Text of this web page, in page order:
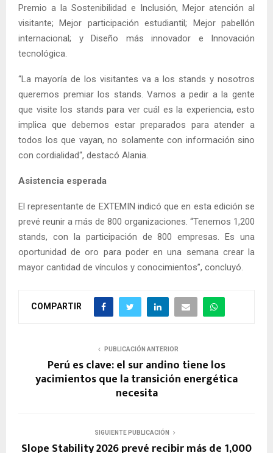
Premio a la Sostenibilidad e Inclusión, Mejor atención al
visitante; Mejor participación estudiantil; Mejor pabellón
internacional; y Diseño más innovador e Innovación
tecnológica.
“La mayoría de los visitantes va a los stands y nosotros
queremos premiar los stands. Vamos a pedir a la gente
que visite los stands para ver cuál es la experiencia, esto
implica que debemos estar preparados para atender a
todos los que vayan, no solamente con información sino
con cordialidad“, destacó Alania.
Asistencia esperada
El representante de EXTEMIN indicó que en esta edición se
prevé reunir a más de 800 organizaciones. “Tenemos 1,200
stands, con la participación de 800 empresas. Es una
oportunidad de oro para poder en una semana crear la
mayor cantidad de vínculos y conocimientos”, concluyó.
COMPARTIR
PUBLICACIÓN ANTERIOR
Perú es clave: el sur andino tiene los
yacimientos que la transición energética
necesita
SIGUIENTE PUBLICACIÓN
Slope Stability 2026 prevé recibir más de 1,000